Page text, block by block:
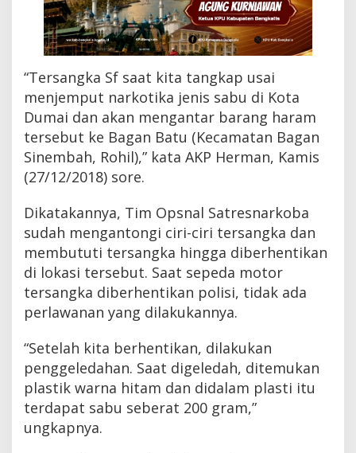
u
-
S
u
u
t
“Tersangka Sf saat kita tangkap usai
menjemput narkotika jenis sabu di Kota
Dumai dan akan mengantar barang haram
tersebut ke Bagan Batu (Kecamatan Bagan
Sinembah, Rohil),” kata AKP Herman, Kamis
(27/12/2018) sore.
Dikatakannya, Tim Opsnal Satresnarkoba
sudah mengantongi ciri-ciri tersangka dan
membututi tersangka hingga diberhentikan
di lokasi tersebut. Saat sepeda motor
tersangka diberhentikan polisi, tidak ada
perlawanan yang dilakukannya.
“Setelah kita berhentikan, dilakukan
penggeledahan. Saat digeledah, ditemukan
plastik warna hitam dan didalam plasti itu
terdapat sabu seberat 200 gram,”
ungkapnya.